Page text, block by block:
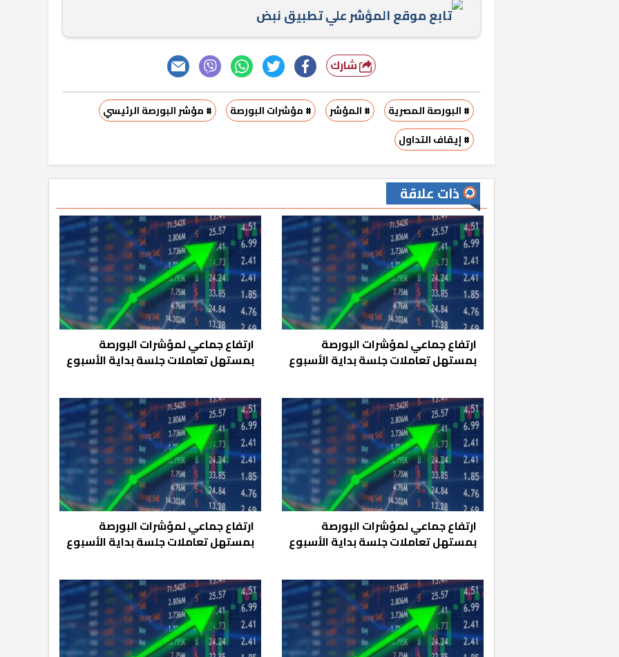
تابع موقع المؤشر علي تطبيق نبض
شارك
# البورصة المصرية # المؤشر # مؤشرات البورصة
# مؤشر البورصة الرئيسي
# إيقاف التداول
ذات علاقة
ارتفاع جماعي لمؤشرات البورصة
بمستهل تعاملات جلسة بداية الأسبوع
ارتفاع جماعي لمؤشرات البورصة
بمستهل تعاملات جلسة بداية الأسبوع
ارتفاع جماعي لمؤشرات البورصة
بمستهل تعاملات جلسة بداية الأسبوع
ارتفاع جماعي لمؤشرات البورصة
بمستهل تعاملات جلسة بداية الأسبوع